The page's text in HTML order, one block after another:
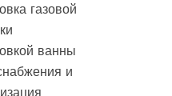
газовой
ванны
и